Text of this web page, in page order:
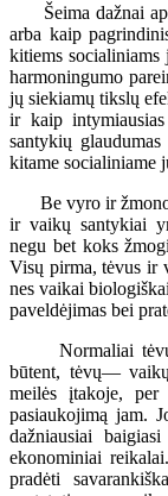
Šeima dažnai
arba kaip
kitiems
harmoningumo
jų siekiamų tikslų
ir kaip
santykių
kitame socialiniame
Be vyro ir
ir vaikų santykiai
negu bet koks
Visų pirma, tėvus
nes vaikai
paveldėjimas bei
Normaliai tėvus
būtent, tėvų—
meilės įtakoje,
pasiaukojimą jam.
dažniausiai
ekonominiai
pradėti